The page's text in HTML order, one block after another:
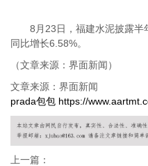
8月23日，福建水泥披露半
同比增长6.58%。
（文章来源：界面新闻）
文章来源：界面新闻
prada包包 https://
上一篇：